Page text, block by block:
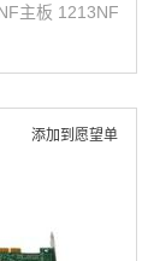
主板 1213NF
添加到愿望单